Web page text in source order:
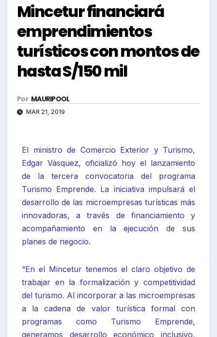
Mincetur financiará
emprendimientos
turísticos con montos de
hasta S/150 mil
Por MAURIPOOL
MAR 21, 2019
El ministro de Comercio Exterior y Turismo,
Edgar Vásquez, oficializó hoy el lanzamiento
de la tercera convocatoria del programa
Turismo Emprende. La iniciativa impulsará el
desarrollo de las microempresas turísticas más
innovadoras, a través de financiamiento y
acompañamiento en la ejecución de sus
planes de negocio.
“En el Mincetur tenemos el claro objetivo de
trabajar en la formalización y competitividad
del turismo. Al incorporar a las microempresas
a la cadena de valor turística formal con
programas como Turismo Emprende,
generamos desarrollo económico inclusivo,